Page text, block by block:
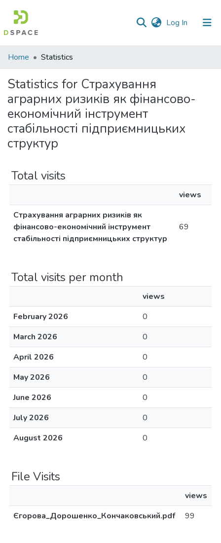
Log In (current)
Communities
Collections
All of DSpace
Home Statistics
Statistics for Страхування
аграрних ризиків як фінансово-
економічний інструмент
стабільності підприємницьких
структур
Total visits
views
Страхування аграрних ризиків як
фінансово-економічний інструмент
стабільності підприємницьких структур
69
Total visits per month
views
February 2026
0
March 2026
0
April 2026
0
May 2026
0
June 2026
0
July 2026
0
August 2026
0
File Visits
views
Єгорова_Дорошенко_Кончаковський.pdf
99